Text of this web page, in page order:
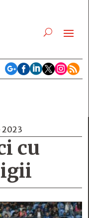

2023
cu